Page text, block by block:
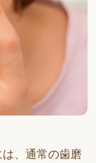
、通常の歯磨